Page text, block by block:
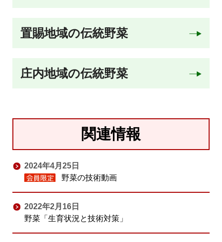
置賜地域の伝統野菜
庄内地域の伝統野菜
関連情報
2024年4月25日
野菜の技術動画
2022年2月16日
野菜「生育状況と技術対策」